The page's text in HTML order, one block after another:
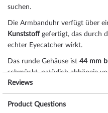
suchen.
Die Armbanduhr verfügt über
Kunststoffgefertigt, das durch
echter Eyecatcher wirkt.
Das runde Gehäuse ist 44 mm
schmückt, natürlich abhängig
jedes Handgelenk. Vom
Lünette dezent ab. Beim
einen Kunststoffboden,
Reviews
Product Questions